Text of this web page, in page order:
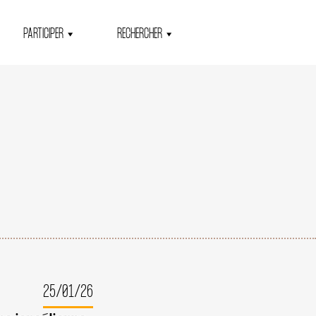
PARTICIPER RECHERCHER
25/01/26